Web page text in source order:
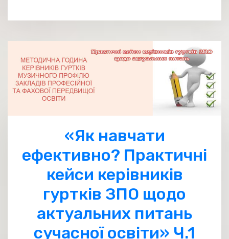
«Як навчати
ефективно? Практичні
кейси керівників
гуртків ЗПО щодо
актуальних питань
сучасної освіти» Ч.1